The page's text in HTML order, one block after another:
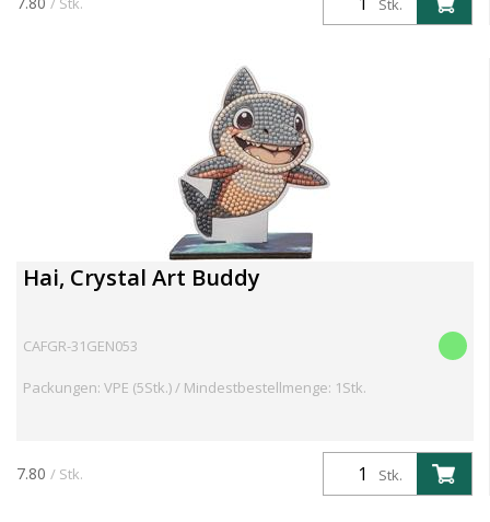
Stk.
Hai, Crystal Art Buddy
CAFGR-31GEN053
Packungen: VPE (5Stk.) / Mindestbestellmenge: 1Stk.
Stk.
7.80 / Stk.